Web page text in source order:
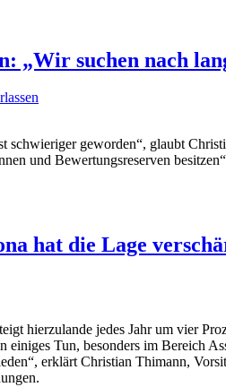
„Wir suchen nach
schwieriger geworden“, glaubt
und Bewertungsreserven
hat die Lage
hierzulande jedes Jahr um vier
einiges Tun, besonders im Bereich
erklärt Christian Thimann,